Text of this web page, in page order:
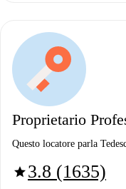
Proprietario
Questo locatore parla
star3.8 (1635)